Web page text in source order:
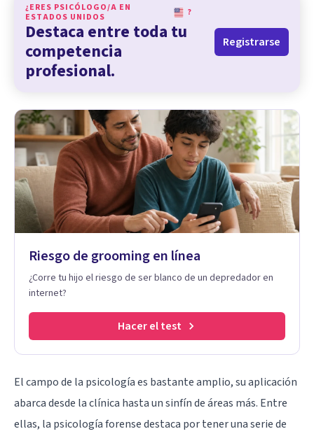
¿ERES PSICÓLOGO/A EN
ESTADOS UNIDOS
?
Destaca entre toda tu
competencia
profesional.
Registrarse
Riesgo de grooming en línea
¿Corre tu hijo el riesgo de ser blanco de un depredador en
internet?
Hacer el test
El campo de la psicología es bastante amplio, su aplicación
abarca desde la clínica hasta un sinfín de áreas más. Entre
ellas, la psicología forense destaca por tener una serie de